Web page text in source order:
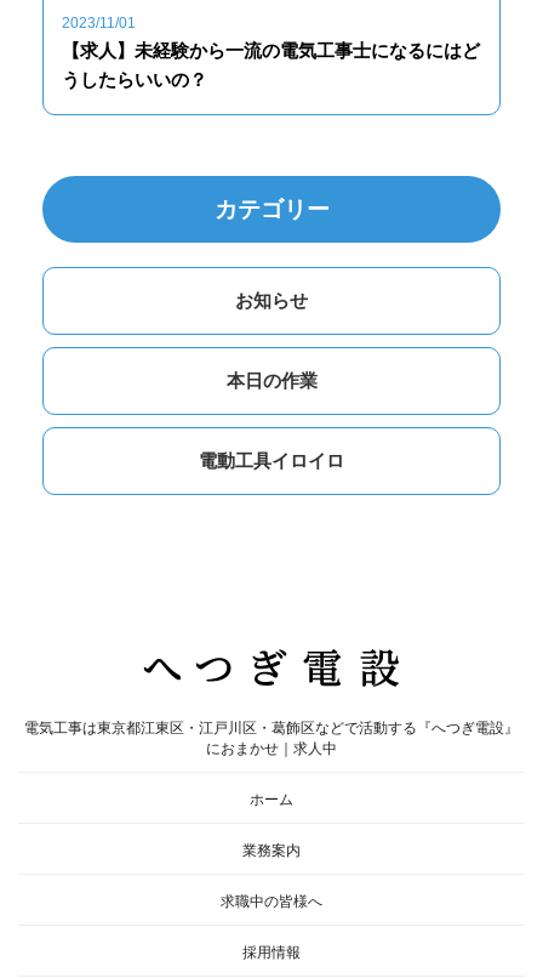
2023/11/01
【求人】未経験から一流の電気工事士になるにはど
うしたらいいの？
カテゴリー
お知らせ
本日の作業
電動工具イロイロ
電気工事は東京都江東区・江戸川区・葛飾区などで活動する『へつぎ電設』
におまかせ｜求人中
ホーム
業務案内
求職中の皆様へ
採用情報